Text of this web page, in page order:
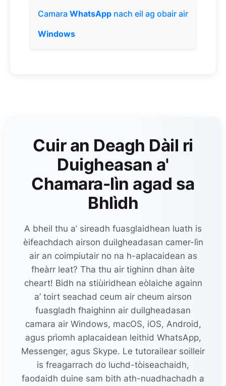
Camara WhatsApp nach eil ag obair air
Windows
Cuir an Deagh Dàil ri
Duigheasan a'
Chamara-lìn agad sa
Bhlìdh
A bheil thu a’ sireadh fuasglaidhean luath is
èifeachdach airson duilgheadasan camer-lìn
air an coimpiutair no na h-aplacaidean as
fheàrr leat? Tha thu air tighinn dhan àite
cheart! Bidh na stiùiridhean eòlaiche againn
a’ toirt seachad ceum air cheum airson
fuasgladh fhaighinn air duilgheadasan
camara air Windows, macOS, iOS, Android,
agus prìomh aplacaidean leithid WhatsApp,
Messenger, agus Skype. Le tutorailear soilleir
is freagarrach do luchd-tòiseachaidh,
faodaidh duine sam bith ath-nuadhachadh a